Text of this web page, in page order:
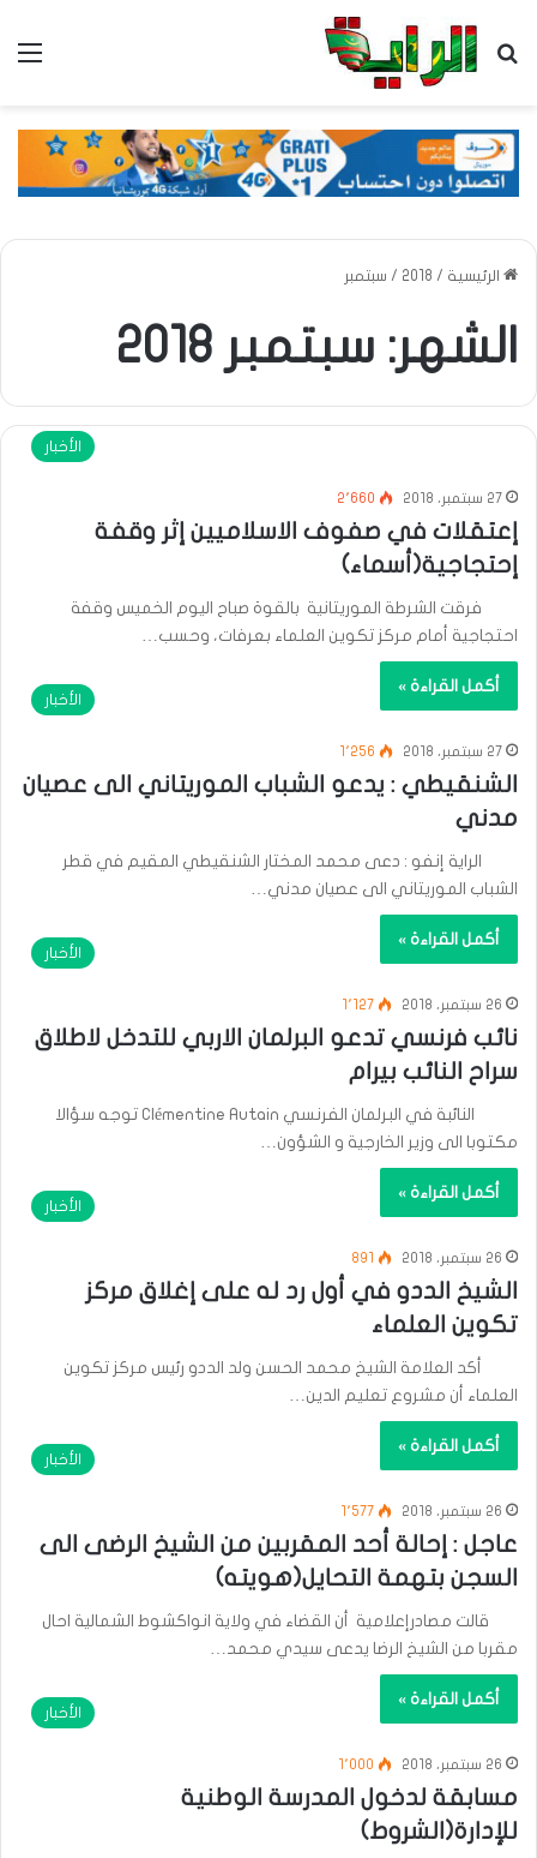
بحث عن
الرئيسية /
2018
/ سبتمبر
الشهر: سبتمبر 2018
الأخبار
27 سبتمبر، 2018 2٬660
إعتقلات في صفوف الاسلاميين إثر وقفة
إحتجاجية(أسماء)
فرقت الشرطة الموريتانية بالقوة صباح اليوم الخميس وقفة
احتجاجية أمام مركز تكوين العلماء بعرفات، وحسب…
أكمل القراءة »
الأخبار
27 سبتمبر، 2018 1٬256
الشنقيطي : يدعو الشباب الموريتاني الى عصيان
مدني
الراية إنفو : دعى محمد المختار الشنقيطي المقيم في قطر
الشباب الموريتاني الى عصيان مدني…
أكمل القراءة »
الأخبار
26 سبتمبر، 2018 1٬127
نائب فرنسي تدعو البرلمان الاربي للتدخل لاطلاق
سراح النائب بيرام
النائبة في البرلمان الفرنسي Clémentine Autain توجه سؤالا
مكتوبا الى وزير الخارجية و الشؤون…
أكمل القراءة »
الأخبار
26 سبتمبر، 2018 891
الشيخ الددو في أول رد له على إغلاق مركز
تكوين العلماء
أكد العلامة الشيخ محمد الحسن ولد الددو رئيس مركز تكوين
العلماء أن مشروع تعليم الدين…
أكمل القراءة »
الأخبار
26 سبتمبر، 2018 1٬577
عاجل : إحالة أحد المقربين من الشيخ الرضى الى
السجن بتهمة التحايل(هويته)
قالت مصادرإعلامية أن القضاء في ولاية انواكشوط الشمالية احال
مقربا من الشيخ الرضا يدعى سيدي محمد…
أكمل القراءة »
الأخبار
26 سبتمبر، 2018 1٬000
مسابقة لدخول المدرسة الوطنية
للإدارة(الشروط)